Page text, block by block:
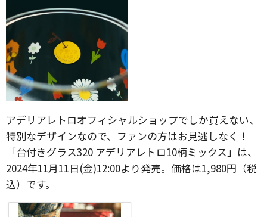
アデリアレトロオフィシャルショップでしか買えない、
特別なデザインなので、ファンの方はお見逃しなく！
「台付きグラス320 アデリアレトロ10柄ミックス」は、
2024年11月11日(金)12:00より発売。価格は1,980円（税
込）です。